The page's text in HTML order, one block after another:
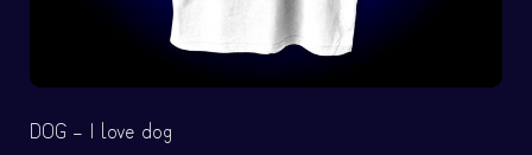
DOG – I love dog